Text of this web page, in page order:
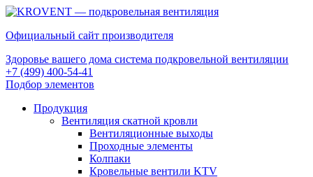
Официальный сайт производителя
Здоровье вашего дома система подкровельной вентиляции
+7 (499) 400-54-41
Подбор элементов
Продукция
Вентиляция скатной кровли
Вентиляционные выходы
Проходные элементы
Колпаки
Кровельные вентили KTV